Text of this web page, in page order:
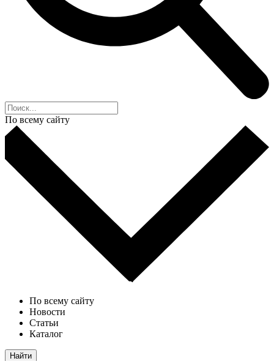
По всему сайту
По всему сайту
Новости
Статьи
Каталог
Найти